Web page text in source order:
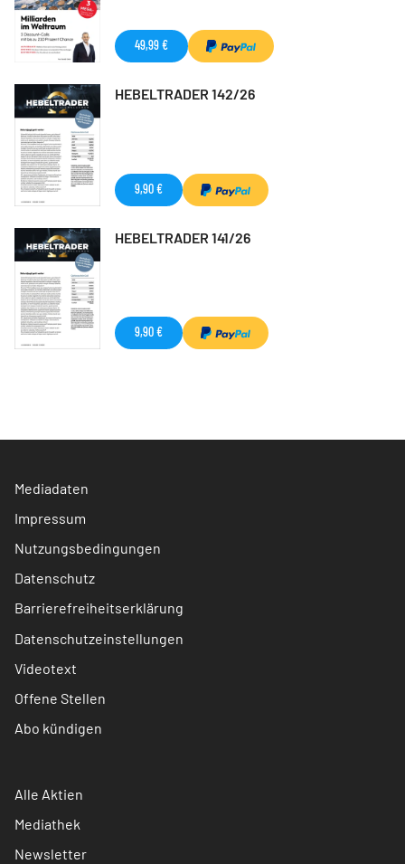
49,99 €
HEBELTRADER 142/26
9,90 €
HEBELTRADER 141/26
9,90 €
Mediadaten
Impressum
Nutzungsbedingungen
Datenschutz
Barrierefreiheitserklärung
Datenschutzeinstellungen
Videotext
Offene Stellen
Abo kündigen
Alle Aktien
Mediathek
Newsletter